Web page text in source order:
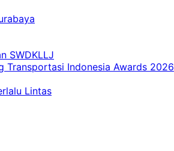
SWDKLLJ
Transportasi Indonesia Awards 2026
Lintas